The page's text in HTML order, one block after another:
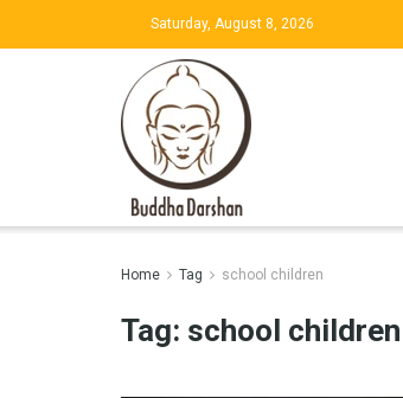
Saturday, August 8, 2026
Home Tag school children
Tag: school children